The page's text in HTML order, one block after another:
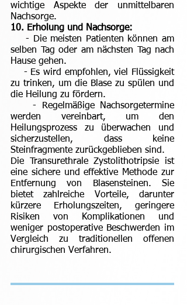
wichtige Aspekte der unmittelbaren
Nachsorge.
10. Erholung und Nachsorge:
- Die meisten Patienten können am
selben Tag oder am nächsten Tag nach
Hause gehen.
- Es wird empfohlen, viel Flüssigkeit
zu trinken, um die Blase zu spülen und
die Heilung zu fördern.
- Regelmäßige Nachsorgetermine
werden vereinbart, um den
Heilungsprozess zu überwachen und
sicherzustellen, dass keine
Steinfragmente zurückgeblieben sind.
Die Transurethrale Zystolithotripsie ist
eine sichere und effektive Methode zur
Entfernung von Blasensteinen. Sie
bietet zahlreiche Vorteile, darunter
kürzere Erholungszeiten, geringere
Risiken von Komplikationen und
weniger postoperative Beschwerden im
Vergleich zu traditionellen offenen
chirurgischen Verfahren.